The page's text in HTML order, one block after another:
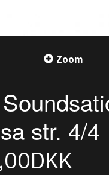
Zoom
str. 4/4